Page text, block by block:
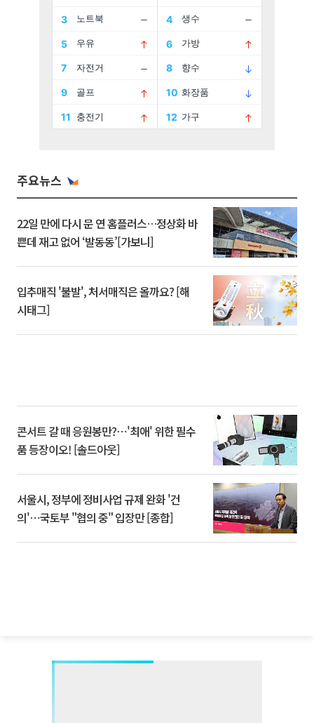
주요뉴스
22일 만에 다시 문 연 홈플러스…정상화 바
쁜데 재고 없어 ‘발동동’[가보니]
입추매직 '불발', 처서매직은 올까요? [해
시태그]
콘서트 갈 때 응원봉만?⋯'최애' 위한 필수
품 등장이오! [솔드아웃]
서울시, 정부에 정비사업 규제 완화 '건
의'⋯국토부 "협의 중" 입장만 [종합]